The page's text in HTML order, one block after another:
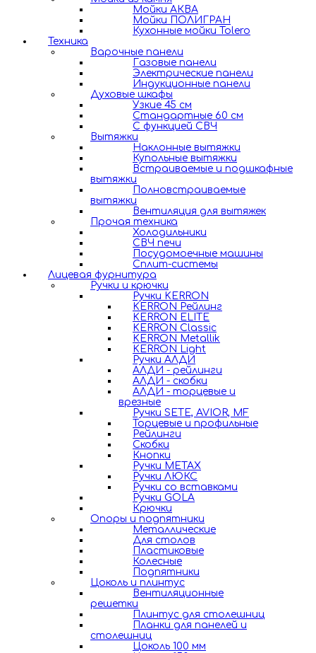
Мойки АКВА
Мойки ПОЛИГРАН
Кухонные мойки Tolero
Техника
Варочные панели
Газовые панели
Электрические панели
Индукционные панели
Духовые шкафы
Узкие 45 см
Стандартные 60 см
С функцией СВЧ
Вытяжки
Наклонные вытяжки
Купольные вытяжки
Встраиваемые и подшкафные
вытяжки
Полновстраиваемые
вытяжки
Вентиляция для вытяжек
Прочая техника
Холодильники
СВЧ печи
Посудомоечные машины
Сплит-системы
Лицевая фурнитура
Ручки и крючки
Ручки KERRON
KERRON Рейлинг
KERRON ELITE
KERRON Classic
KERRON Metallik
KERRON Light
Ручки АЛДИ
АЛДИ - рейлинги
АЛДИ - скобки
АЛДИ - торцевые и
врезные
Ручки SETE, AVIOR, MF
Торцевые и профильные
Рейлинги
Скобки
Кнопки
Ручки METAX
Ручки ЛЮКС
Ручки со вставками
Ручки GOLA
Крючки
Опоры и подпятники
Металлические
Для столов
Пластиковые
Колесные
Подпятники
Цоколь и плинтус
Вентиляционные
решетки
Плинтус для столешниц
Планки для панелей и
столешниц
Цоколь 100 мм